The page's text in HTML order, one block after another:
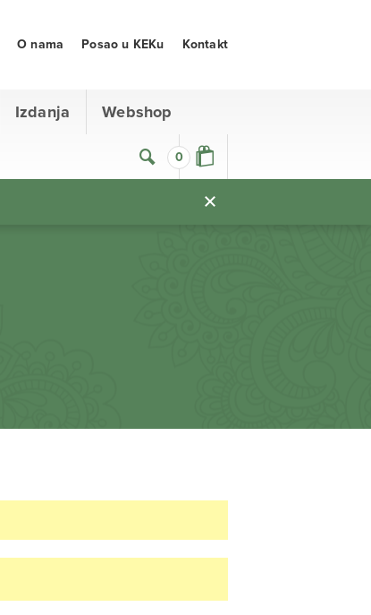
0
Izdanja Webshop
O nama Posao u KEKu Kontakt